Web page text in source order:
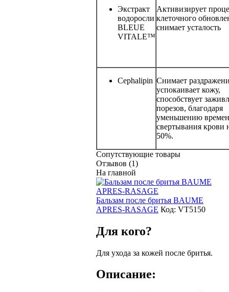
Экстракт
водоросли
BLEUE
VITALE™
Активизирует
клеточного
снимает усталость
Сephalipin Снимает
успокаивает кожу,
способствует
порезов, благодаря
уменьшению
свертывания крови
50%.
Сопутствующие товары
Отзывов (1)
На главной
Бальзам после бритья BAUME
APRES-RASAGE Код: VT5150
Для кого?
Для ухода за кожей после бритья.
Описание: